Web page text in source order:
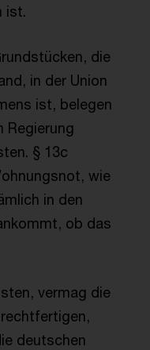
ist.
die
in der Union
ist, belegen
Regierung
§ 13c
wie
in den
ob das
vermag die
deutschen